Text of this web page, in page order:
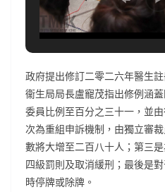
政府提出修訂二零二六年醫生
衞生局局長盧寵茂指出修例涵
委員比例至百分之三十一，並
次為重組申訴機制，由獨立審
數將大增至二百八十人；第三
四級罰則及取消緩刑；最後是
時停牌或除牌。